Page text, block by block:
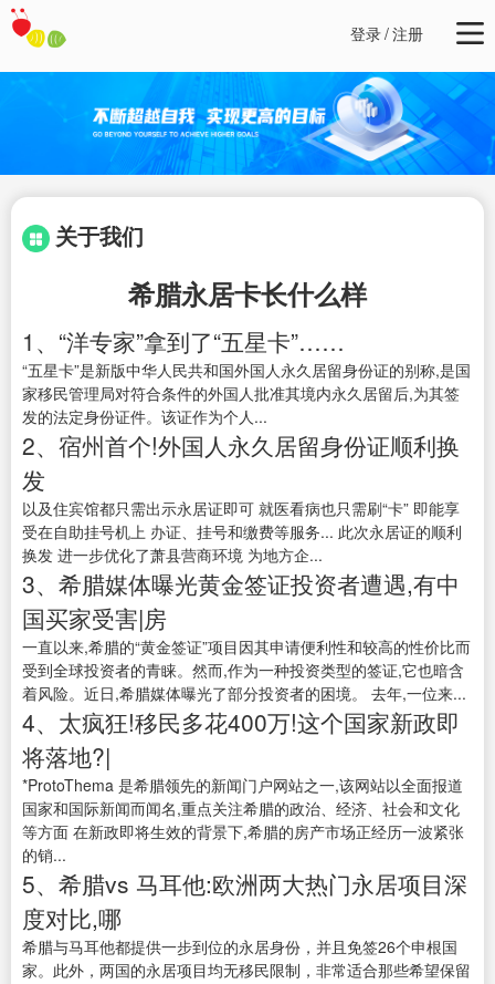
登录/注册
关于我们
希腊永居卡长什么样
1、“洋专家”拿到了“五星卡”……
“五星卡”是新版中华人民共和国外国人永久居留身份证的别称,是国
家移民管理局对符合条件的外国人批准其境内永久居留后,为其签
发的法定身份证件。该证作为个人...
2、宿州首个!外国人永久居留身份证顺利换
发
以及住宾馆都只需出示永居证即可 就医看病也只需刷“卡” 即能享
受在自助挂号机上 办证、挂号和缴费等服务... 此次永居证的顺利
换发 进一步优化了萧县营商环境 为地方企...
3、希腊媒体曝光黄金签证投资者遭遇,有中
国买家受害|房
一直以来,希腊的“黄金签证”项目因其申请便利性和较高的性价比而
受到全球投资者的青睐。然而,作为一种投资类型的签证,它也暗含
着风险。近日,希腊媒体曝光了部分投资者的困境。 去年,一位来...
4、太疯狂!移民多花400万!这个国家新政即
将落地?|
*ProtoThema 是希腊领先的新闻门户网站之一,该网站以全面报道
国家和国际新闻而闻名,重点关注希腊的政治、经济、社会和文化
等方面 在新政即将生效的背景下,希腊的房产市场正经历一波紧张
的销...
5、希腊vs 马耳他:欧洲两大热门永居项目深
度对比,哪
希腊与马耳他都提供一步到位的永居身份，并且免签26个申根国
家。此外，两国的永居项目均无移民限制，非常适合那些希望保留